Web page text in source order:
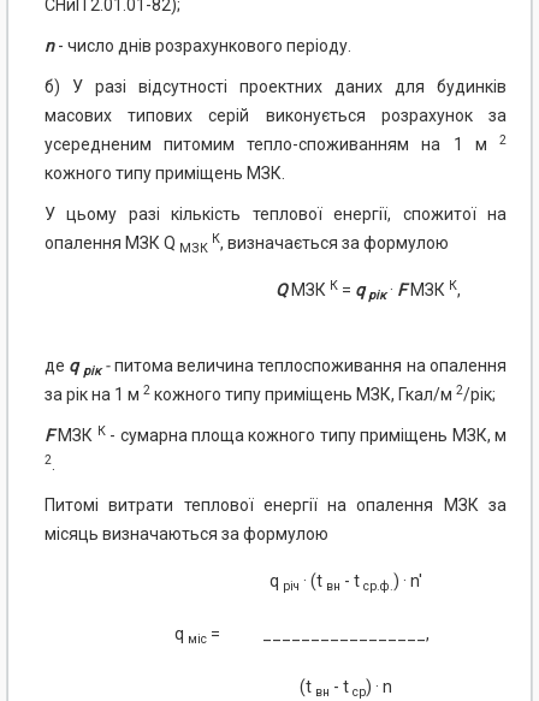
СНиП 2.01.01-82);
n - число днів розрахункового періоду.
б) У разі відсутності проектних даних для будинків
масових типових серій виконується розрахунок за
усередненим питомим тепло-споживанням на 1 м 2
кожного типу приміщень МЗК.
У цьому разі кількість теплової енергії, спожитої на
опалення МЗК Q МЗК
К, визначається за формулою
QМЗК К= qрік· FМЗК К,
де qрік -питома величина теплоспоживання на опалення
за рік на 1 м 2 кожного типу приміщень МЗК, Гкал/м 2/рік;
FМЗК К- сумарна площа кожного типу приміщень МЗК, м
2.
Питомі витрати теплової енергії на опалення МЗК за
місяць визначаються за формулою
q міс =
q річ · (tвн - tср.ф.) · n'
_________________,
(tвн - tср) · n